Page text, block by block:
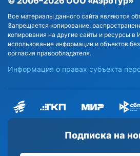
Подписка на
Все материалы данного сайта являются
Запрещается копирование,
копирования на другие сайты и ресурсы в
использование информации и объектов
согласия правообладателя.
Информация о правах субъекта